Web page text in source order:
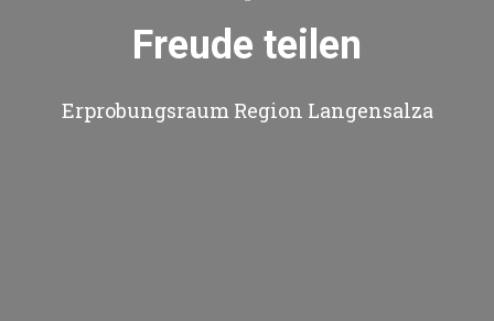
Freude teilen
Erprobungsraum Region Langensalza